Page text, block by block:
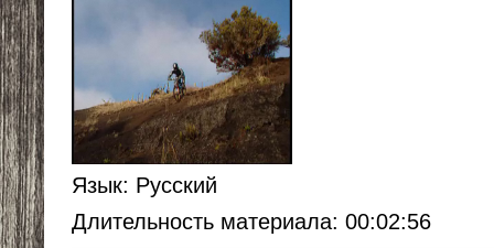
Язык: Русский
Длительность материала: 00:02:56